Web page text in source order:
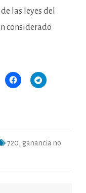
las leyes del
considerado
720, ganancia no